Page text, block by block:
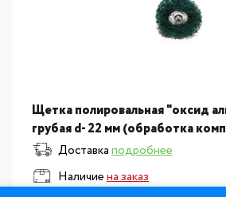
Щетка полировальная "оксид
грубая d- 22 мм (обработка
керамики) ВИ 00406
Доставкаподробнее
Наличиена заказ